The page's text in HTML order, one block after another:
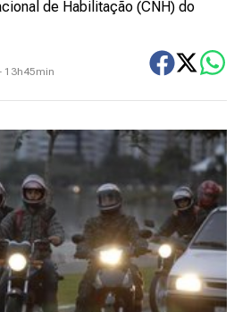
de Habilitação (CNH) do
13h45min